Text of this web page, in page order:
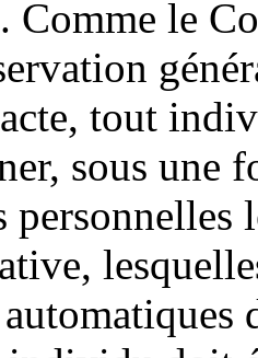
Comme le
tout
sous une
personnelles